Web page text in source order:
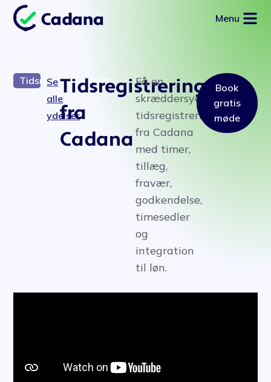
Menu
Tidsregistreringsapp
Se
alle
ydelser
Tidsregistreringsapp
fra
Cadana
Få en
skræddersyet
tidsregistreringsapp
fra Cadana
med timer,
tillæg,
fravær,
godkendelse,
timesedler
og
integration
til løn.
Book
gratis
møde